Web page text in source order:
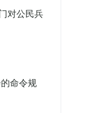
对公民兵
命令规